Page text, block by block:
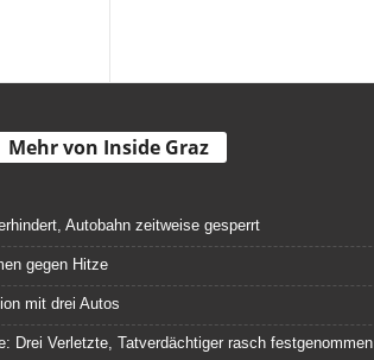
Mehr von Inside Graz
Autobahn zeitweise gesperrt
gegen Hitze
mit drei Autos
Drei Verletzte, Tatverdächtiger rasch festgenommen